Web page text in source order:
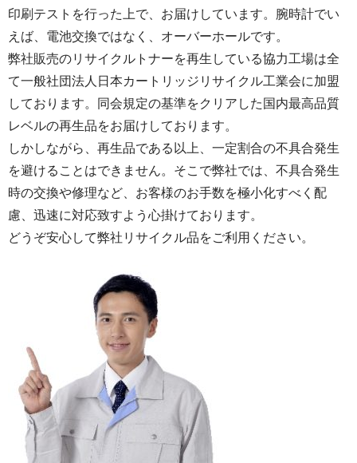
印刷テストを行った上で、お届けしています。腕時計でい
えば、電池交換ではなく、オーバーホールです。
弊社販売のリサイクルトナーを再生している協力工場は全
て一般社団法人日本カートリッジリサイクル工業会に加盟
しております。同会規定の基準をクリアした国内最高品質
レベルの再生品をお届けしております。
しかしながら、再生品である以上、一定割合の不具合発生
を避けることはできません。そこで弊社では、不具合発生
時の交換や修理など、お客様のお手数を極小化すべく配
慮、迅速に対応致すよう心掛けております。
どうぞ安心して弊社リサイクル品をご利用ください。